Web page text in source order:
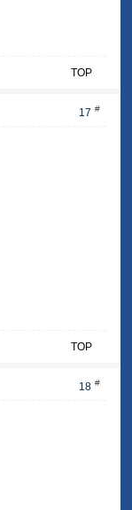
TOP
17 #
TOP
18 #